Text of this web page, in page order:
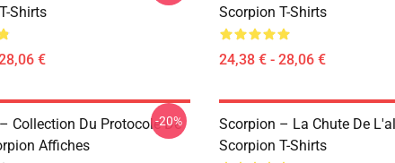
Shirts
€
Scorpion T-Shirts
24,38 € - 28,06 €
Collection Du Protocole De
Affiches
-20%
Scorpion – La Chute De
Scorpion T-Shirts